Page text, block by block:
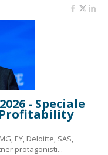
- Speciale
Profitability
EY, Deloitte, SAS,
protagonisti...